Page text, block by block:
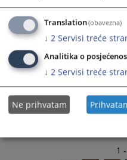
1
Translation(obavezna)
↓ 2 Servisi treće
Analitika o
↓ 2 Servisi treće
Ne prihvatam